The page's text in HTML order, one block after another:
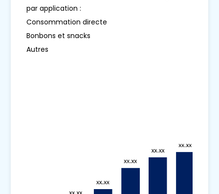
par application :
Consommation directe
Bonbons et snacks
Autres